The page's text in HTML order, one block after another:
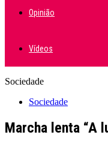
Opinião
Vídeos
Sociedade
Sociedade
Marcha lenta “A